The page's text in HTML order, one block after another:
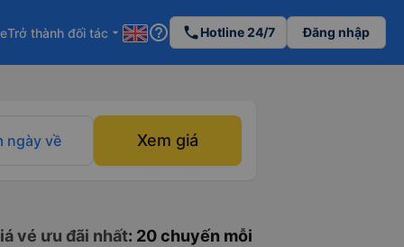
Trở thành đối tác arrow_drop_down help_outline phoneHotline 24/7 Đăng nhập
ngày về Xem giá
vé ưu đãi nhất: 20 chuyến mỗi